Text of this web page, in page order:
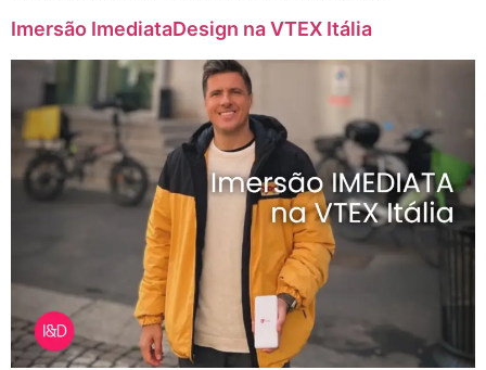
Imersão ImediataDesign na VTEX Itália